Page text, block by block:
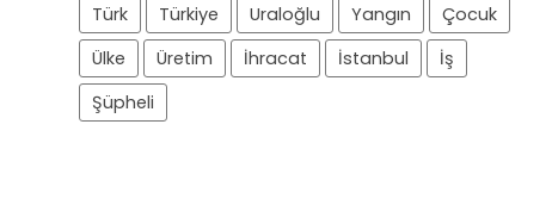
Türk
Türkiye Uraloğlu Yangın
Çocuk
Ülke
Üretim İhracat İstanbul
İş
Şüpheli